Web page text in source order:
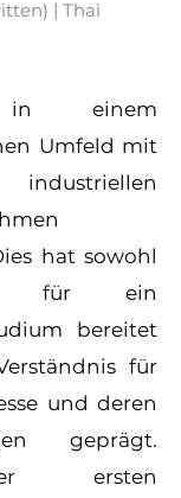
| Thai
einem
Umfeld mit
hat sowohl
für ein
bereitet
für
und deren
geprägt.
ersten